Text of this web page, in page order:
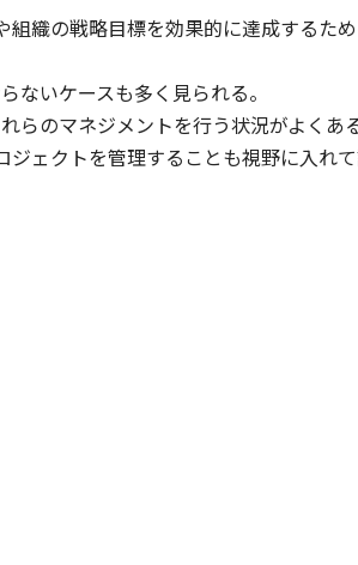
織の戦略目標を効果的に達成するた
ないケースも多く見られる。
のマネジメントを行う状況がよくある
ェクトを管理することも視野に入れ